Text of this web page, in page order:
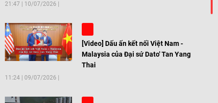
21:47 10/07/2026
[Video] Dấu ấn kết nối Việt Nam -
Malaysia của Đại sứ Dato' Tan Yang
Thai
11:24 09/07/2026